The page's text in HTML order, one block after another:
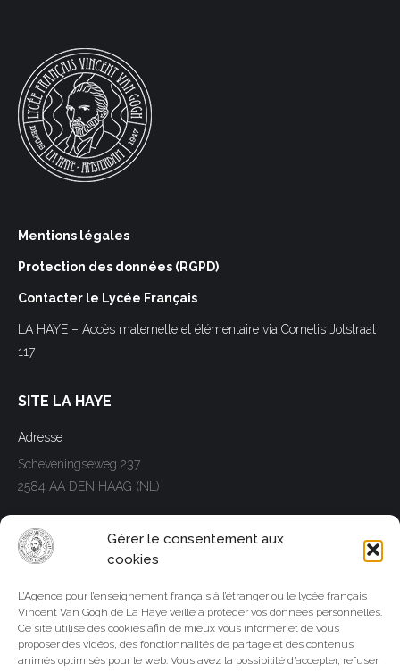
Gérer le consentement aux
cookies
L’Agence pour l’enseignement français à l’étranger ou le lycée français
Vincent Van Gogh de La Haye veille à protéger vos données personnelles.
Ce site utilise des cookies afin de mieux vous informer et de vous
proposer des vidéos, des fonctionnalités de partage et des contenus
animés optimisés pour le web. Vous avez la possibilité d’accepter, refuser
Mentions légales
Protection des données (RGPD)
Contacter le Lycée Français
LA HAYE – Accès maternelle et élémentaire via Cornelis Jolstraat
117
SITE LA HAYE
Adresse
Scheveningseweg 237
2584 AA DEN HAAG (NL)
Tél. +31(0)70.3066920
Facebook
opens
in
LinkedIn
opens
in
Instagram
page
opens
in
Whatsapp
opens
in
SITE AMSTERDAM